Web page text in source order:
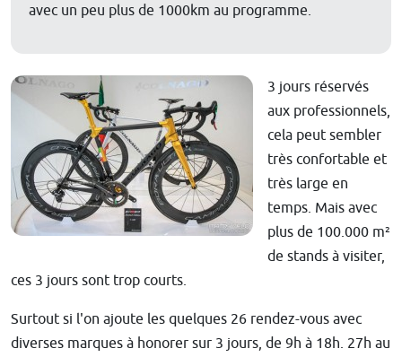
avec un peu plus de 1000km au programme.
3 jours réservés
aux professionnels,
cela peut sembler
très confortable et
très large en
temps. Mais avec
plus de 100.000 m²
de stands à visiter,
ces 3 jours sont trop courts.
Surtout si l'on ajoute les quelques 26 rendez-vous avec
diverses marques à honorer sur 3 jours, de 9h à 18h. 27h au